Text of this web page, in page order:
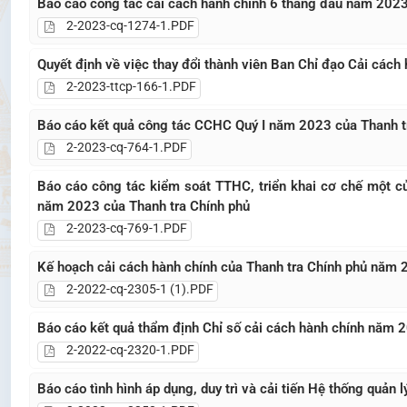
Báo cáo công tác cải cách hành chính 6 tháng đầu năm
2-2023-cq-1274-1.PDF
Quyết định về việc thay đổi thành viên Ban Chỉ đạo Cải cách
2-2023-ttcp-166-1.PDF
Báo cáo kết quả công tác CCHC Quý I năm 2023 của Thanh
2-2023-cq-764-1.PDF
Báo cáo công tác kiểm soát TTHC, triển khai cơ chế một
năm 2023 của Thanh tra Chính phủ
2-2023-cq-769-1.PDF
Kế hoạch cải cách hành chính của Thanh tra Chính phủ năm
2-2022-cq-2305-1 (1).PDF
Báo cáo kết quả thẩm định Chỉ số cải cách hành chính năm
2-2022-cq-2320-1.PDF
Báo cáo tình hình áp dụng, duy trì và cải tiến Hệ thống